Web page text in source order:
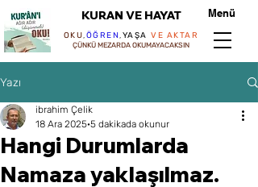
KURAN VE HAYAT
OKU,ÖĞREN,YAŞA VE AKTAR
ÇÜNKÜ MEZARDA OKUMAYACAKSIN
Menü
Yazı
Hangi Durumlarda
Namaza yaklaşılmaz.
ibrahim Çelik
18 Ara 2025 5 dakikada okunur